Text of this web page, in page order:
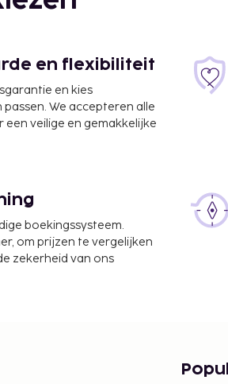
een 24-uurs
De
kunt genieten, maar
zijn mogelijk
en flexibiliteit
en kies
We accepteren alle
veilige en gemakkelijke
boekingssysteem.
om prijzen te vergelijken
zekerheid van ons